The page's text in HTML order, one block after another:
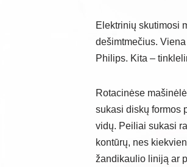
Elektrinių skutimosi
dešimtmečius.
Philips. Kita –
Rotacinėse
sukasi diskų formos
vidų. Peiliai sukasi
kontūrų, nes
žandikaulio liniją ar